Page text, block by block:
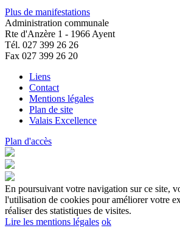
Plus de manifestations
Administration communale
Rte d'Anzère 1 - 1966 Ayent
Tél. 027 399 26 26
Fax 027 399 26 20
Liens
Contact
Mentions légales
Plan de site
Valais Excellence
Plan d'accès
En poursuivant votre navigation sur ce site,
l'utilisation de cookies pour améliorer votre
réaliser des statistiques de visites.
Lire les mentions légales ok